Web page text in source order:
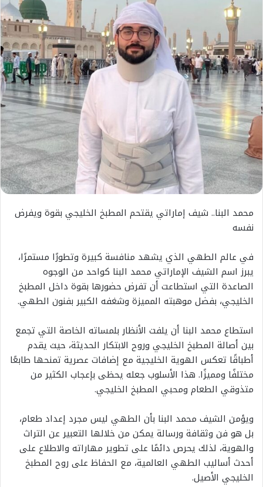
محمد البنا.. شيف إماراتي يقتحم المطبخ الخليجي بقوة ويفرض
نفسه
في عالم الطهي الذي يشهد منافسة كبيرة وتطورًا مستمرًا،
يبرز اسم الشيف الإماراتي محمد البنا كواحد من الوجوه
الصاعدة التي استطاعت أن تفرض حضورها بقوة داخل المطبخ
الخليجي، بفضل موهبته المميزة وشغفه الكبير بفنون الطهي.
استطاع محمد البنا أن يلفت الأنظار بلمساته الخاصة التي تجمع
بين أصالة المطبخ الخليجي وروح الابتكار الحديثة، حيث يقدم
أطباقًا تعكس الهوية الخليجية مع إضافات عصرية تمنحها طابعًا
مختلفًا ومميزًا. هذا الأسلوب جعله يحظى بإعجاب الكثير من
متذوقي الطعام ومحبي المطبخ الخليجي.
ويؤمن الشيف محمد البنا بأن الطهي ليس مجرد إعداد طعام،
بل هو فن وثقافة ورسالة يمكن من خلالها التعبير عن التراث
والهوية، لذلك يحرص دائمًا على تطوير مهاراته والاطلاع على
أحدث أساليب الطهي العالمية، مع الحفاظ على روح المطبخ
الخليجي الأصيل.